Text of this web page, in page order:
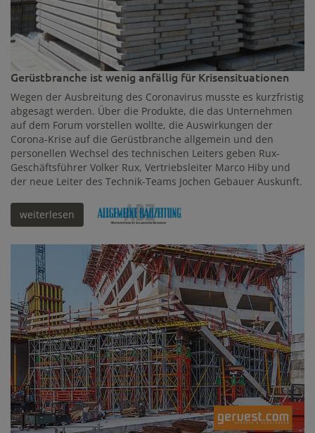
Gerüstbranche ist wenig anfällig für Krisensituationen
Wegen der Ausbreitung des Coronavirus musste es kurzfristig
abgesagt werden. Über die Produkte, die das Unternehmen
auf dem Forum vorstellen wollte, die Auswirkungen der
Corona-Krise auf die Gerüstbranche allgemein und den
personellen Wechsel des technischen Leiters geben Rux-
Geschäftsführer Volker Rux, Vertriebsleiter Marco Hiby und
der neue Leiter des Technik-Teams Jochen Gebauer Auskunft.
weiterlesen